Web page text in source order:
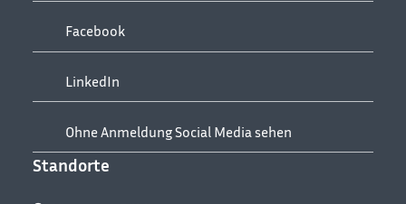
Facebook
LinkedIn
Ohne Anmeldung Social Media sehen
Standorte